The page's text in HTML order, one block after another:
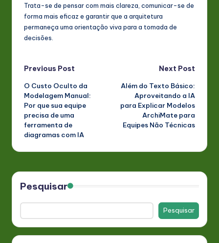
Trata-se de pensar com mais clareza, comunicar-se de
forma mais eficaz e garantir que a arquitetura
permaneça uma orientação viva para a tomada de
decisões.
Post
navigation
Previous Post
O Custo Oculto da
Modelagem Manual:
Por que sua equipe
precisa de uma
ferramenta de
diagramas com IA
Next Post
Além do Texto Básico:
Aproveitando a IA
para Explicar Modelos
ArchiMate para
Equipes Não Técnicas
Pesquisar
Pesquisar